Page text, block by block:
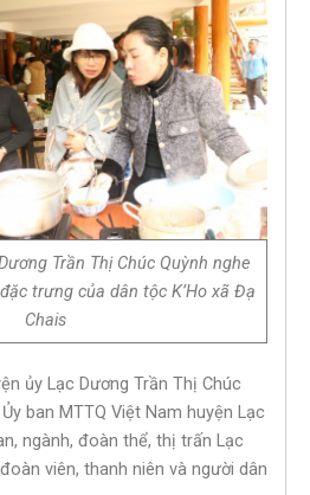
Trần Thị Chúc Quỳnh nghe
trưng của dân tộc K’Ho xã Đạ
Chais
ủy Lạc Dương Trần Thị Chúc
ban MTTQ Việt Nam huyện Lạc
ngành, đoàn thể, thị trấn Lạc
viên, thanh niên và người dân